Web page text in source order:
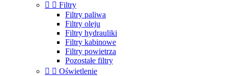
  Filtry
Filtry paliwa
Filtry oleju
Filtry hydrauliki
Filtry kabinowe
Filtry powietrza
Pozostałe filtry
  Oświetlenie